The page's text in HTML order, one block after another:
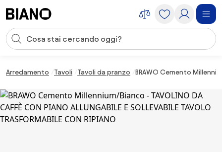
Input della ricerca
Arredamento Tavoli Tavoli da pranzo BRAWO Cemento Millennium/